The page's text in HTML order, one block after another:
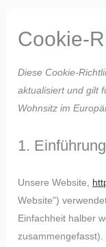
Cookie-
Diese Cookie-
aktualisiert und gilt
Wohnsitz im
1. Einführung
Unsere Website,
Website")
Einfachheit halber